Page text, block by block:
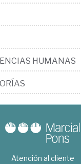
HUMANAS
Atención al cliente